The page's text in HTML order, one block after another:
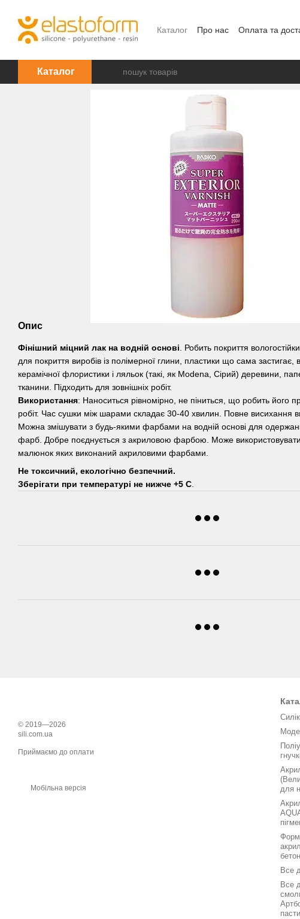
Каталог Про нас Оплата та
Каталог
Опис
Фінішний міцний лак на водній основі . Робить покриття
для покриття виробів із полімерної глини, пластики що сама застигає,
керамічної флористики і ляльок (такі, як Modena, Сірий) деревини,
тканини. Підходить для зовнішніх робіт.
Використання: Наноситься рівномірно, не піниться, що робить його
робіт. Час сушки між шарами складає 30-40 хвилин. Повне висихання
Можна змішувати з будь-якими фарбами на водній основі для
фарб. Добре поєднується з акриловою фарбою. Може
малюнок яких виконаний акриловими фарбами.
Не токсичний, екологічно безпечний.
Зберігати при температурі не нижче +5 С.
© 2019—2026
sili.com.ua
Приймаємо до оплати
Мобільна версія
для
Все
Все